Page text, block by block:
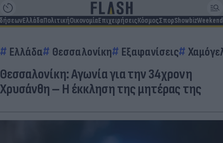
ΕλλάδαΠολιτικήΟικονομίαΕπιχειρήσειςΚόσμοςΣπορShowbizWeekend
Ελλάδα Θεσσαλονίκη Εξαφανίσεις
Θεσσαλονίκη: Αγωνία για την 34χρονη
Χρυσάνθη – Η έκκληση της μητέρας της